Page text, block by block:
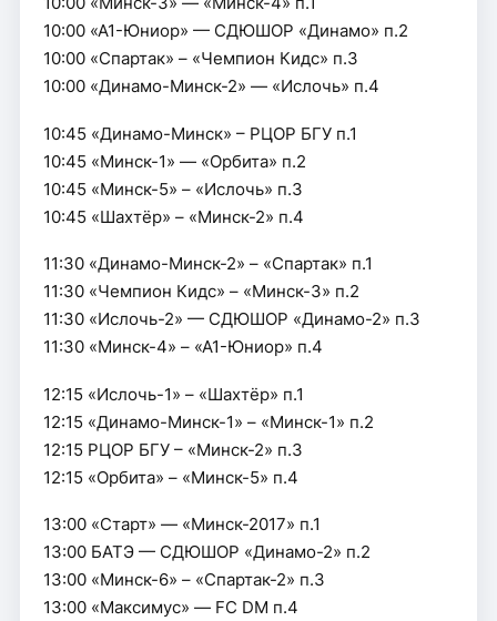
10:00 «А1-Юниор» — СДЮШОР «Динамо» п.2
10:00 «Спартак» – «Чемпион Кидс» п.3
10:00 «Динамо-Минск-2» — «Ислочь» п.4
10:45 «Динамо-Минск» – РЦОР БГУ п.1
10:45 «Минск-1» — «Орбита» п.2
10:45 «Минск-5» – «Ислочь» п.3
10:45 «Шахтёр» – «Минск-2» п.4
11:30 «Динамо-Минск-2» – «Спартак» п.1
11:30 «Чемпион Кидс» – «Минск-3» п.2
11:30 «Ислочь-2» — СДЮШОР «Динамо-2» п.3
11:30 «Минск-4» – «А1-Юниор» п.4
12:15 «Ислочь-1» – «Шахтёр» п.1
12:15 «Динамо-Минск-1» – «Минск-1» п.2
12:15 РЦОР БГУ – «Минск-2» п.3
12:15 «Орбита» – «Минск-5» п.4
13:00 «Старт» — «Минск-2017» п.1
13:00 БАТЭ — СДЮШОР «Динамо-2» п.2
13:00 «Минск-6» – «Спартак-2» п.3
13:00 «Максимус» — FC DM п.4